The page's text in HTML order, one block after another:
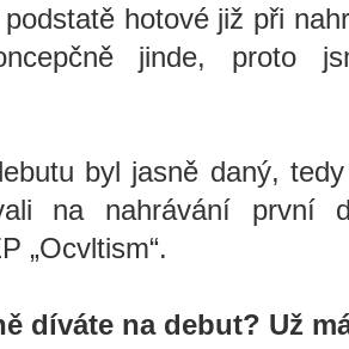
hotové již při
jinde, proto
byl jasně daný,
na nahrávání první
„Ocvltism“.
díváte na debut? Už